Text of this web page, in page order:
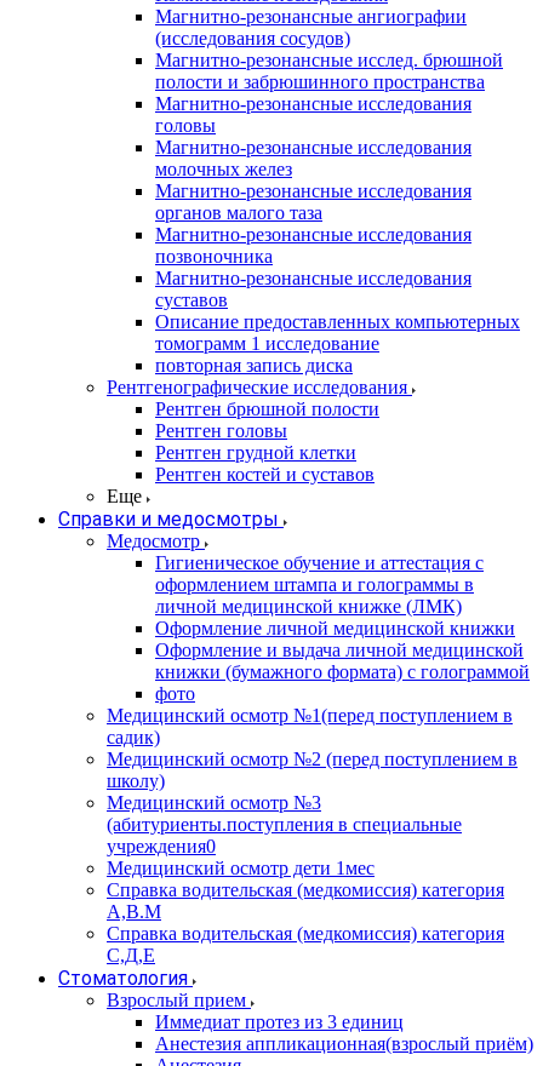
Магнитно-резонансные ангиографии
(исследования сосудов)
Магнитно-резонансные исслед. брюшной
полости и забрюшинного пространства
Магнитно-резонансные исследования
головы
Магнитно-резонансные исследования
молочных желез
Магнитно-резонансные исследования
органов малого таза
Магнитно-резонансные исследования
позвоночника
Магнитно-резонансные исследования
суставов
Описание предоставленных компьютерных
томограмм 1 исследование
повторная запись диска
Рентгенографические исследования
Рентген брюшной полости
Рентген головы
Рентген грудной клетки
Рентген костей и суставов
Еще
Справки и медосмотры
Медосмотр
Гигиеническое обучение и аттестация с
оформлением штампа и голограммы в
личной медицинской книжке (ЛМК)
Оформление личной медицинской книжки
Оформление и выдача личной медицинской
книжки (бумажного формата) с голограммой
фото
Медицинский осмотр №1(перед поступлением в
садик)
Медицинский осмотр №2 (перед поступлением в
школу)
Медицинский осмотр №3
(абитуриенты.поступления в специальные
учреждения0
Медицинский осмотр дети 1мес
Справка водительская (медкомиссия) категория
А,В.М
Справка водительская (медкомиссия) категория
С,Д,Е
Стоматология
Взрослый прием
Иммедиат протез из 3 единиц
Анестезия аппликационная(взрослый приём)